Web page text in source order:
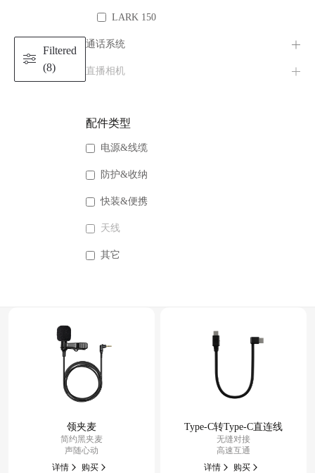
Filtered
(8)
LARK 150
通话系统
直播相机
配件类型
电源&线缆
防护&收纳
快装&便携
天线
其它
领夹麦
简约黑夹麦
声随心动
详情
购买
Type-C转Type-C直连线
无缝对接
高速互通
详情
购买